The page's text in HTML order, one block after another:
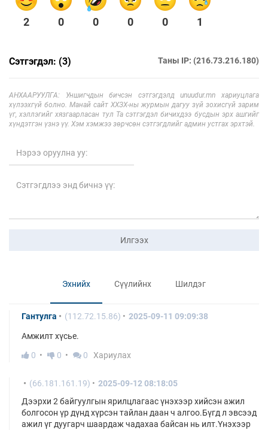
2 0 0 0 0 1
Сэтгэгдэл: (3) Таны IP: (216.73.216.180)
АНХААРУУЛГА: Уншигчдын бичсэн сэтгэгдэлд unuudur.mn хариуцлага
хүлээхгүй болно. Манай сайт ХХЗХ-ны журмын дагуу зүй зохисгүй зарим
үг, хэллэгийг хязгаарласан тул Та сэтгэгдэл бичихдээ бусдын эрх ашгийг
хүндэтгэн үзнэ үү. Хэм хэмжээ зөрчсөн сэтгэгдлийг админ устгах эрхтэй.
Илгээх
Эхнийх Сүүлийнх Шилдэг
Гантулга (112.72.15.86) 2025-09-11 09:09:38
Амжилт хүсье.
0
0 0 Хариулах
(66.181.161.19)
2025-09-12 08:18:05
Дээрхи 2 байгуулгын ярилцлагаас үнэхээр хийсэн ажил
болгосон үр дүнд хүрсэн тайлан даан ч алгоо.Бүгд л эвсээд
ажил үг дуугарч шаардаж чадахаа байсан нь илт.Үнэхээр